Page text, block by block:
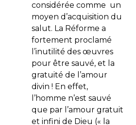
considérée comme un
moyen d’acquisition du
salut. La Réforme a
fortement proclamé
l’inutilité des œuvres
pour être sauvé, et la
gratuité de l’amour
divin ! En effet,
l’homme n’est sauvé
que par l’amour gratuit
et infini de Dieu (« la